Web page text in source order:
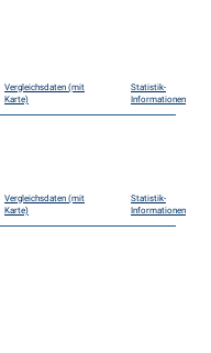
Vergleichsdaten (mit
Karte)
Statistik-
Informationen
Vergleichsdaten (mit
Karte)
Statistik-
Informationen